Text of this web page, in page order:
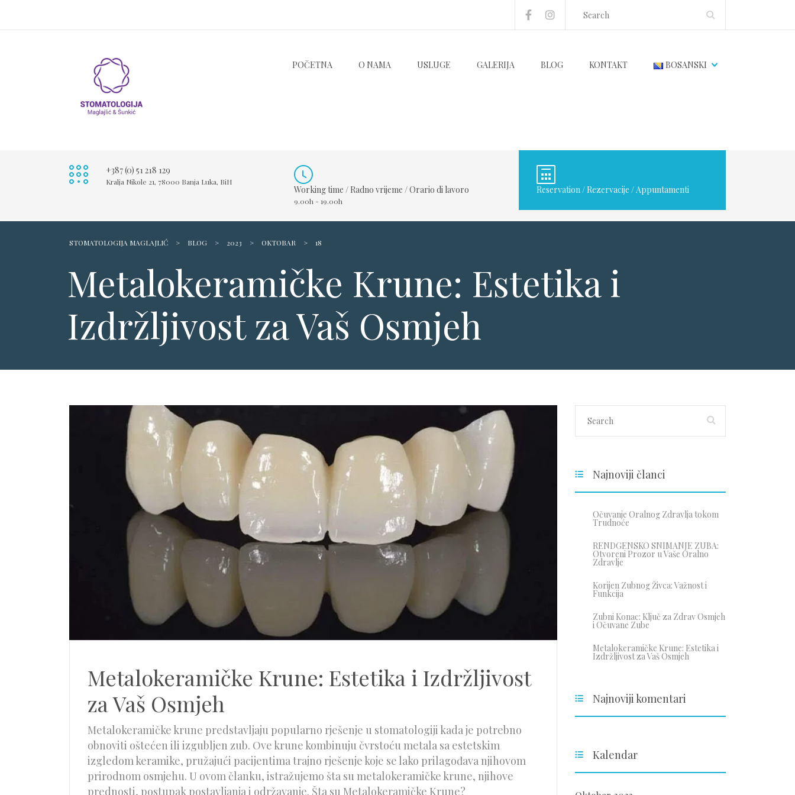
POČETNA O NAMA USLUGE GALERIJA BLOG KONTAKT BOSANSKI
+387 (0) 51 218 129
Kralja Nikole 21, 78000 Banja Luka, BiH
Working time / Radno vrijeme / Orario di lavoro
9.00h - 19.00h
Reservation / Rezervacije / Appuntamenti
STOMATOLOGIJA MAGLAJLIĆ > BLOG > 2023 > OKTOBAR > 18
Metalokeramičke Krune: Estetika i
Izdržljivost za Vaš Osmjeh
Metalokeramičke Krune: Estetika i Izdržljivost
za Vaš Osmjeh
Metalokeramičke krune predstavljaju popularno rješenje u stomatologiji kada je potrebno
obnoviti oštećen ili izgubljen zub. Ove krune kombinuju čvrstoću metala sa estetskim
izgledom keramike, pružajući pacijentima trajno rješenje koje se lako prilagođava njihovom
prirodnom osmjehu. U ovom članku, istražujemo šta su metalokeramičke krune, njihove
prednosti, postupak postavljanja i održavanje. Šta su Metalokeramičke Krune?
Najnoviji članci
Očuvanje Oralnog Zdravlja tokom
Trudnoće
RENDGENSKO SNIMANJE ZUBA:
Otvoreni Prozor u Vaše Oralno
Zdravlje
Korijen Zubnog Živca: Važnost i
Funkcija
Zubni Konac: Ključ za Zdrav Osmjeh
i Očuvane Zube
Metalokeramičke Krune: Estetika i
Izdržljivost za Vaš Osmjeh
Najnoviji komentari
Kalendar